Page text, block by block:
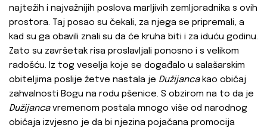
najtežih i najvažnijih poslova marljivih zemljoradnika s ovih
prostora. Taj posao su čekali, za njega se pripremali, a
kad su ga obavili znali su da će kruha biti i za iduću godinu.
Zato su završetak risa proslavljali ponosno i s velikom
radošću. Iz tog veselja koje se događalo u salašarskim
obiteljima poslije žetve nastala je Dužijancakao običaj
zahvalnosti Bogu na rodu pšenice. S obzirom na to da je
Dužijancavremenom postala mnogo više od narodnog
običaja izvjesno je da bi njezina pojačana promocija